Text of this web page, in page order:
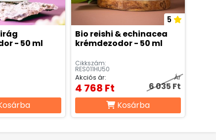
- 50 ml
5
Bio reishi & echinacea
krémdezodor - 50 ml
Cikkszám:
RES011HU50
Akciós ár:
4 768 Ft
Ár
6 035 Ft
Kosárba